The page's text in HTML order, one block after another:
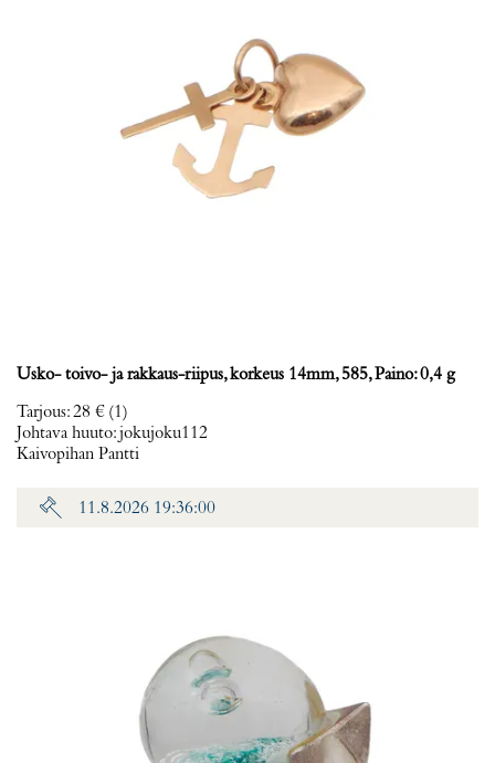
Usko- toivo- ja rakkaus-riipus, korkeus 14mm, 585, Paino: 0,4 g
Tarjous:28 € (1)
Johtava huuto:jokujoku112
Kaivopihan Pantti
11.8.2026 19:36:00